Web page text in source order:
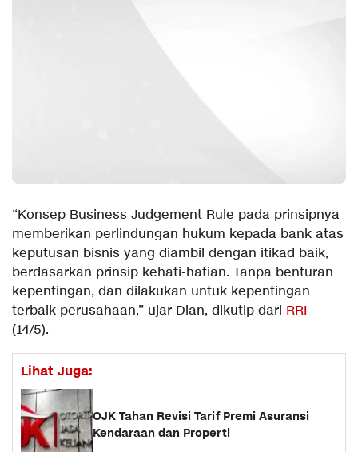
“Konsep Business Judgement Rule pada prinsipnya
memberikan perlindungan hukum kepada bank atas
keputusan bisnis yang diambil dengan itikad baik,
berdasarkan prinsip kehati-hatian. Tanpa benturan
kepentingan, dan dilakukan untuk kepentingan
terbaik perusahaan,” ujar Dian, dikutip dari RRI
(14/5).
Lihat Juga:
OJK Tahan Revisi Tarif Premi Asuransi
Kendaraan dan Properti